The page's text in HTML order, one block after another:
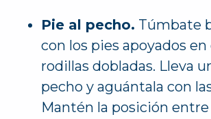
Pie al pecho. Túmbate
con los pies apoyados en
rodillas dobladas. Lleva
pecho y aguántala con
Mantén la posición entre